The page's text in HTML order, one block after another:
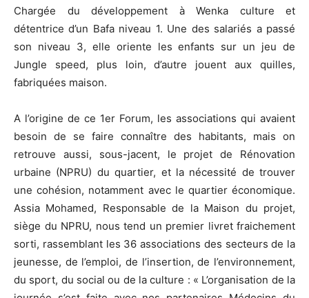
Chargée du développement à Wenka culture et
détentrice d’un Bafa niveau 1. Une des salariés a passé
son niveau 3, elle oriente les enfants sur un jeu de
Jungle speed, plus loin, d’autre jouent aux quilles,
fabriquées maison.
A l’origine de ce 1er Forum, les associations qui avaient
besoin de se faire connaître des habitants, mais on
retrouve aussi, sous-jacent, le projet de Rénovation
urbaine (NPRU) du quartier, et la nécessité de trouver
une cohésion, notamment avec le quartier économique.
Assia Mohamed, Responsable de la Maison du projet,
siège du NPRU, nous tend un premier livret fraichement
sorti, rassemblant les 36 associations des secteurs de la
jeunesse, de l’emploi, de l’insertion, de l’environnement,
du sport, du social ou de la culture : « L’organisation de la